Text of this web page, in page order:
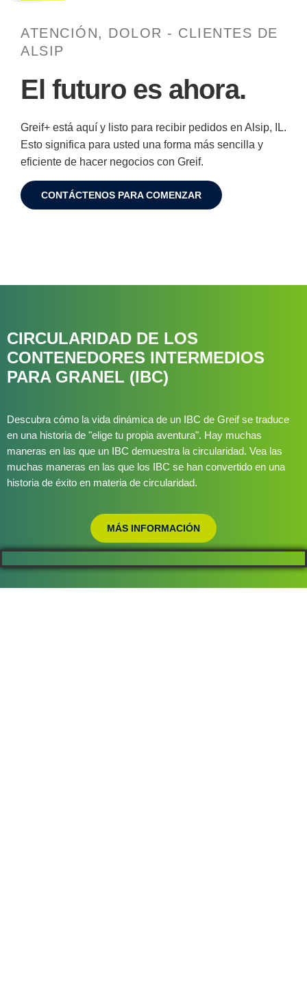
ATENCIÓN, DOLOR - CLIENTES DE
ALSIP
El futuro es ahora.
Greif+ está aquí y listo para recibir pedidos en Alsip, IL.
Esto significa para usted una forma más sencilla y
eficiente de hacer negocios con Greif.
CONTÁCTENOS PARA COMENZAR
CIRCULARIDAD DE LOS
CONTENEDORES INTERMEDIOS
PARA GRANEL (IBC)
Descubra cómo la vida dinámica de un IBC de Greif se traduce
en una historia de "elige tu propia aventura". Hay muchas
maneras en las que un IBC demuestra la circularidad. Vea las
muchas maneras en las que los IBC se han convertido en una
historia de éxito en materia de circularidad.
MÁS INFORMACIÓN